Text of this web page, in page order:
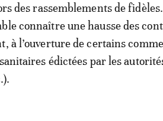
des rassemblements de
connaître une hausse des
à l’ouverture de certains
édictées par les